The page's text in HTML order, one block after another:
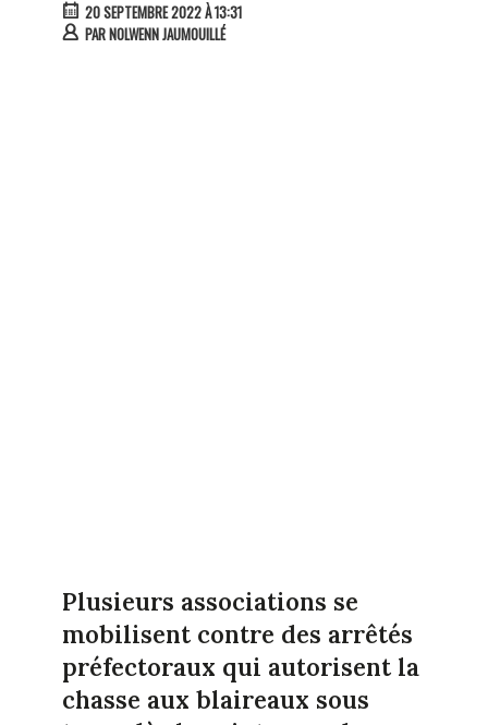
20 SEPTEMBRE 2022 À 13:31
PARNOLWENN JAUMOUILLÉ
Plusieurs associations se
mobilisent contre des arrêtés
préfectoraux qui autorisent la
chasse aux blaireaux sous